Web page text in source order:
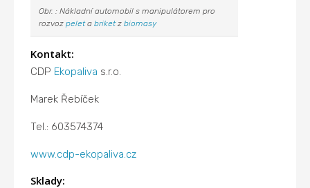
Obr. : Nákladní automobil s manipulátorem pro
rozvozpeletabriketzbiomasy
Kontakt:
CDP Ekopaliva s.r.o.
Marek Řebíček
Tel.: 603574374
www.cdp-ekopaliva.cz
Sklady: